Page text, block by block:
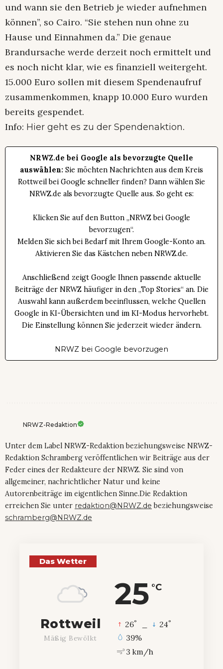
und wann sie den Betrieb je wieder aufnehmen
können”, so Cairo. “Sie stehen nun ohne zu
Hause und Einnahmen da.” Die genaue
Brandursache werde derzeit noch ermittelt und
es noch nicht klar, wie es finanziell weitergeht.
15.000 Euro sollen mit diesem Spendenaufruf
zusammenkommen, knapp 10.000 Euro wurden
bereits gespendet.
Info: Hier geht es zu der Spendenaktion.
NRWZ.de bei Google als bevorzugte Quelle
auswählen: Sie möchten Nachrichten aus dem Kreis
Rottweil bei Google schneller finden? Dann wählen Sie
NRWZ.de als bevorzugte Quelle aus. So geht es:
Klicken Sie auf den Button „NRWZ bei Google
bevorzugen“.
Melden Sie sich bei Bedarf mit Ihrem Google-Konto an.
Aktivieren Sie das Kästchen neben NRWZ.de.
Anschließend zeigt Google Ihnen passende aktuelle
Beiträge der NRWZ häufiger in den „Top Stories“ an. Die
Auswahl kann außerdem beeinflussen, welche Quellen
Google in KI-Übersichten und im KI-Modus hervorhebt.
Die Einstellung können Sie jederzeit wieder ändern.
NRWZ bei Google bevorzugen
NRWZ-Redaktion
Unter dem Label NRWZ-Redaktion beziehungsweise NRWZ-
Redaktion Schramberg veröffentlichen wir Beiträge aus der
Feder eines der Redakteure der NRWZ. Sie sind von
allgemeiner, nachrichtlicher Natur und keine
Autorenbeiträge im eigentlichen Sinne.Die Redaktion
erreichen Sie unter redaktion@NRWZ.de beziehungsweise
schramberg@NRWZ.de
Das Wetter
25 °C
Rottweil
Mäßig Bewölkt
26° 24°
39%
3 km/h